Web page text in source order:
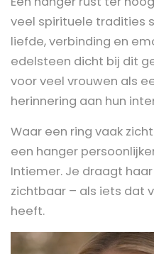
veel spirituele tradities
liefde, verbinding en
edelsteen dicht bij dit
voor veel vrouwen als
herinnering aan hun
Waar een ring vaak
een hanger
Intiemer. Je draagt
zichtbaar – als iets dat
heeft.